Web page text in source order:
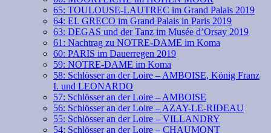
65: TOULOUSE-LAUTREC im Grand Palais 2019
64: EL GRECO im Grand Palais in Paris 2019
63: DEGAS und der Tanz im Musée d’Orsay 2019
61: Nachtrag zu NOTRE-DAME im Koma
60: PARIS im Dauerregen 2019
59: NOTRE-DAME im Koma
58: Schlösser an der Loire – AMBOISE, König Franz
I. und LEONARDO
57: Schlösser an der Loire – AMBOISE
56: Schlösser an der Loire – AZAY-LE-RIDEAU
55: Schlösser an der Loire – VILLANDRY
54: Schlösser an der Loire – CHAUMONT